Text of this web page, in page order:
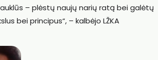
– plėstų naujų narių ratą bei galėtų
bei principus“, – kalbėjo LŽKA